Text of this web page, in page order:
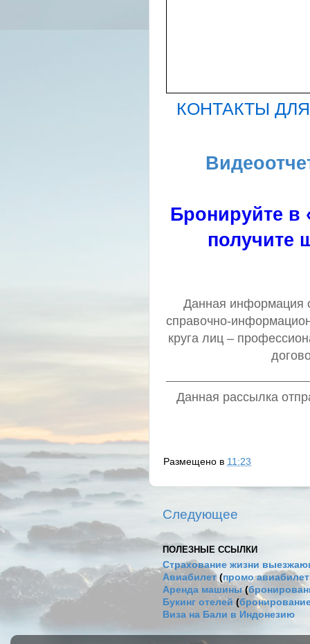
КОНТАКТЫ
Бронируйте в
получите
Данная информация о
справочно-
круга лиц –
Данная рассылка
Размещено в 11:23
Следующее
ПОЛЕЗНЫЕ ССЫЛКИ
Страхование жизни
Авиабилет(промо
Аренда машины(
Букинг отелей (
Виза на Бали в Индонезию